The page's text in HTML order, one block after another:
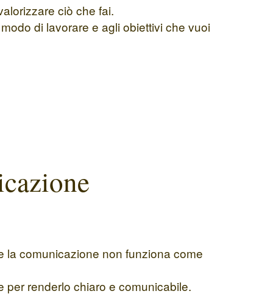
ciò che fai.
di lavorare e agli obiettivi che vuoi
la comunicazione non funziona come
renderlo chiaro e comunicabile.